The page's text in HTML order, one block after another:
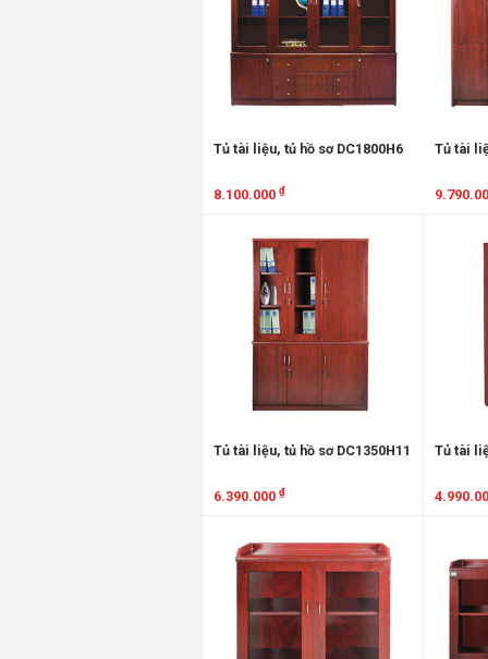
Tủ tài liệu, tủ hồ sơ DC1800H6
8.100.000 ₫
Tủ tài
Tủ tài liệu, tủ hồ sơ DC1350H11
6.390.000 ₫
Tủ tài